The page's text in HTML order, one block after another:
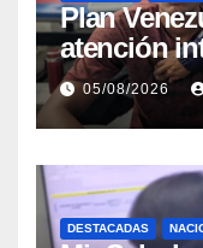
​Plan
atención
evaluación
Aragua
05/08/2026
DESTACADAS